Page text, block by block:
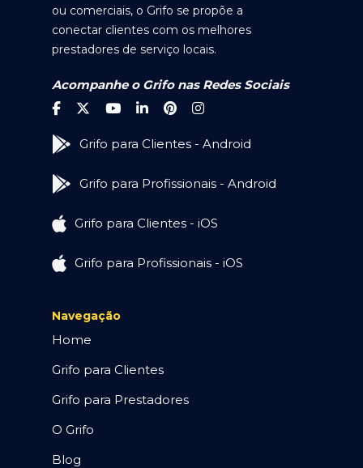
ou comerciais, o Grifo se propõe a
conectar clientes com os melhores
prestadores de serviço locais.
Acompanhe o Grifo nas Redes Sociais
Grifo para Clientes - Android
Grifo para Profissionais - Android
Grifo para Clientes - iOS
Grifo para Profissionais - iOS
Navegação
Home
Grifo para Clientes
Grifo para Prestadores
O Grifo
Blog